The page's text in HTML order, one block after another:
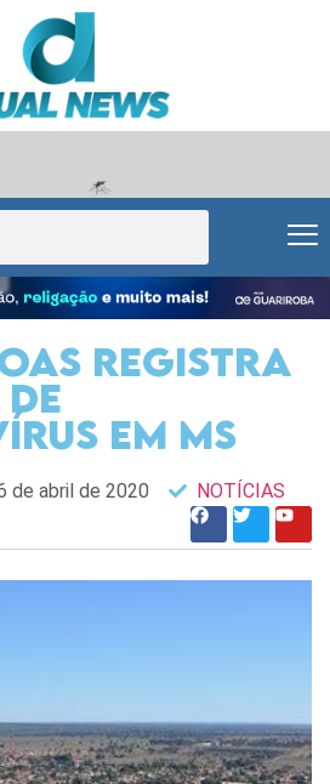
registra
em MS
de abril de 2020 NOTÍCIAS